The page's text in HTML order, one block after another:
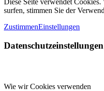
Diese Seite verwendet
surfen, stimmen Sie der
ZustimmenEinstellungen
Datenschutzeinstellungen
Wie wir Cookies verwenden